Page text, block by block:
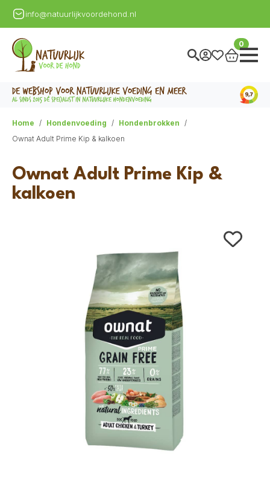
info@natuurlijkvoordehond.nl
0
Home Hondenvoeding
Hondenbrokken
Ownat Adult Prime Kip & kalkoen
Ownat Adult Prime Kip &
kalkoen